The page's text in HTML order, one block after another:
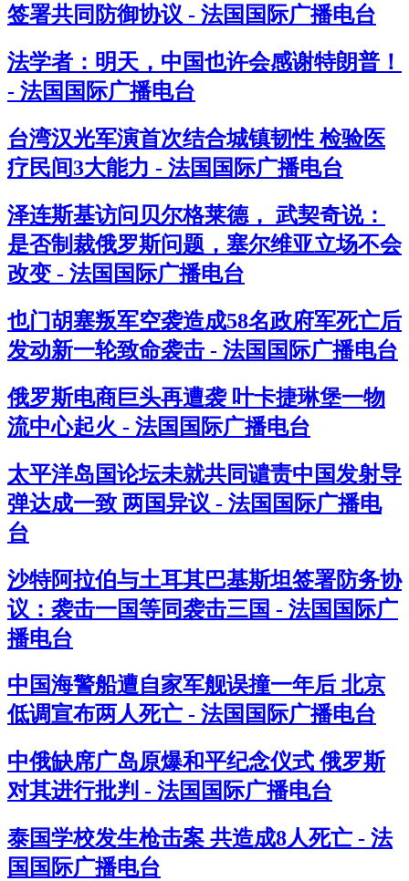
签署共同防御协议 - 法国国际广播电台
法学者：明天，中国也许会感谢特朗普！
- 法国国际广播电台
台湾汉光军演首次结合城镇韧性 检验医
疗民间3大能力 - 法国国际广播电台
泽连斯基访问贝尔格莱德， 武契奇说：
是否制裁俄罗斯问题，塞尔维亚立场不会
改变 - 法国国际广播电台
也门胡塞叛军空袭造成58名政府军死亡后
发动新一轮致命袭击 - 法国国际广播电台
俄罗斯电商巨头再遭袭 叶卡捷琳堡一物
流中心起火 - 法国国际广播电台
太平洋岛国论坛未就共同谴责中国发射导
弹达成一致 两国异议 - 法国国际广播电
台
沙特阿拉伯与土耳其巴基斯坦签署防务协
议：袭击一国等同袭击三国 - 法国国际广
播电台
中国海警船遭自家军舰误撞一年后 北京
低调宣布两人死亡 - 法国国际广播电台
中俄缺席广岛原爆和平纪念仪式 俄罗斯
对其进行批判 - 法国国际广播电台
泰国学校发生枪击案 共造成8人死亡 - 法
国国际广播电台